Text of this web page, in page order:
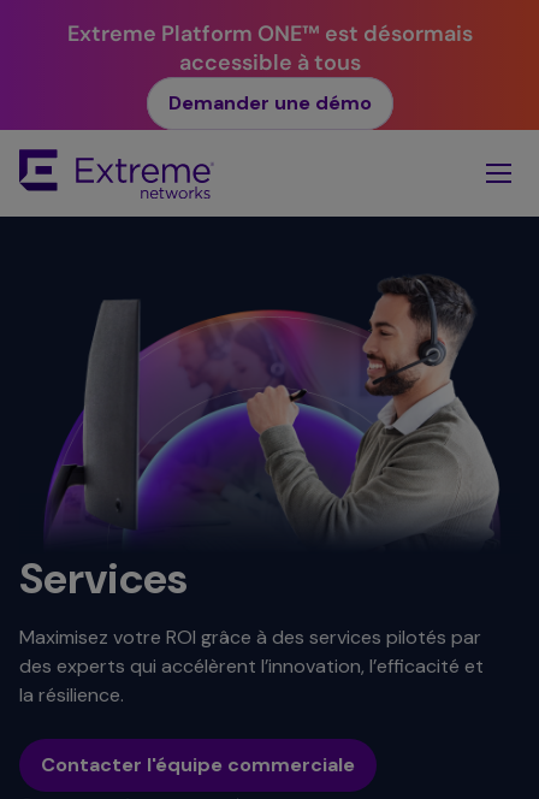
Extreme Platform ONE™ est désormais
accessible à tous
Demander une démo
Main
Content
Services
Maximisez votre ROI grâce à des services pilotés par
des experts qui accélèrent l’innovation, l’efficacité et
la résilience.
Contacter l'équipe commerciale